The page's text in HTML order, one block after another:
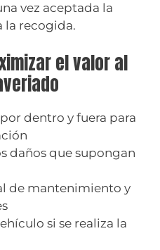
vez aceptada la
la recogida.
el valor al
dentro y fuera para
daños que supongan
de mantenimiento y
si se realiza la